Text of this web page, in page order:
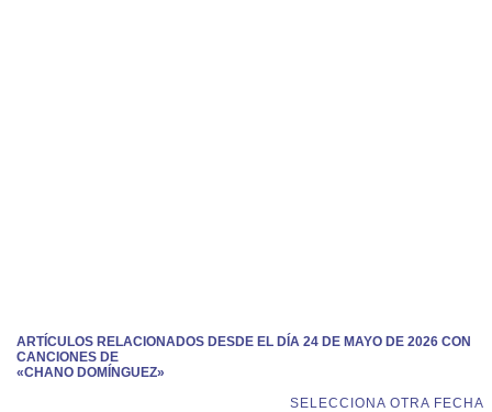
ARTÍCULOS RELACIONADOS DESDE EL DÍA 24 DE MAYO DE 2026 CON
CANCIONES DE
«CHANO DOMÍNGUEZ»
SELECCIONA OTRA FECHA